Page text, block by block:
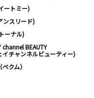
ートミー)
ンスリード)
ーナル)
channel BEAUTY
イチャンネルビューティー)
クム）